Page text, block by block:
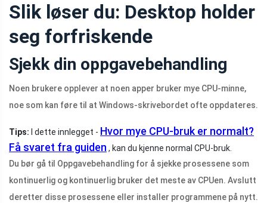
Slik løser du: Desktop holder
seg forfriskende
Sjekk din oppgavebehandling
Noen brukere opplever at noen apper bruker mye CPU-minne,
noe som kan føre til at Windows-skrivebordet ofte oppdateres.
Tips: I dette innlegget - Hvor mye CPU-bruk er normalt?
Få svaret fra guiden , kan du kjenne normal CPU-bruk.
Du bør gå til Oppgavebehandling for å sjekke prosessene som
kontinuerlig og kontinuerlig bruker det meste av CPUen. Avslutt
deretter disse prosessene eller installer programmene på nytt.